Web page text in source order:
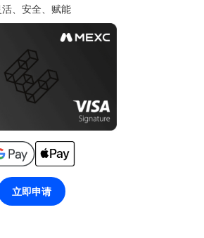
活、安全、赋能
立即申请